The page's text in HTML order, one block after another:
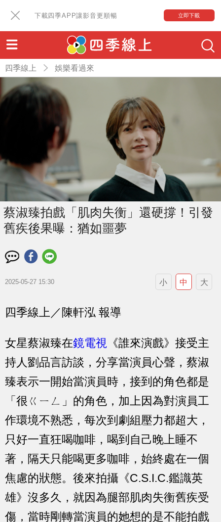
下載四季APP讓影音更順暢 立即下載
四季線上 娛樂看過來
蔡淑臻拍戲「肌肉失衡」還硬撐！引發
舊疾後果曝：猶如噩夢
2025-05-27 15:30 小 中 大
四季線上／陳軒泓 報導
女星蔡淑臻在鏡電視 《誰來演戲》接受主
持人劉品言訪談，分享當演員心聲，蔡淑
臻表示一開始當演員時，接到的角色都是
「很ㄍㄧㄥ」的角色，加上因為對演員工
作環境不熟悉，每次到劇組壓力都超大，
只好一直狂喝咖啡，喝到自己晚上睡不
著，隔天只能喝更多咖啡，始終處在一個
焦慮的狀態。後來拍攝《C.S.I.C.鑑識英
雄》沒多久，就因為腿部肌肉失衡舊疾受
傷，當時剛轉當演員的她想的是不能拍戲